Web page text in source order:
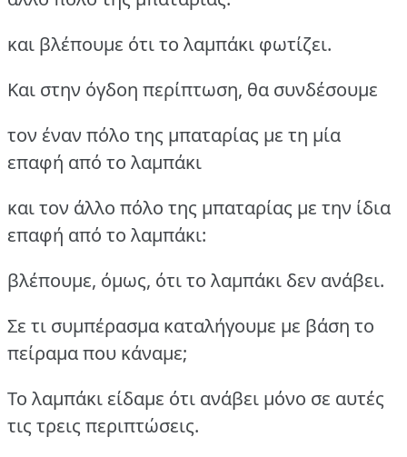
και βλέπουμε ότι το λαμπάκι φωτίζει.
Και στην όγδοη περίπτωση, θα συνδέσουμε
τον έναν πόλο της μπαταρίας με τη μία
επαφή από το λαμπάκι
και τον άλλο πόλο της μπαταρίας με την ίδια
επαφή από το λαμπάκι:
βλέπουμε, όμως, ότι το λαμπάκι δεν ανάβει.
Σε τι συμπέρασμα καταλήγουμε με βάση το
πείραμα που κάναμε;
Το λαμπάκι είδαμε ότι ανάβει μόνο σε αυτές
τις τρεις περιπτώσεις.